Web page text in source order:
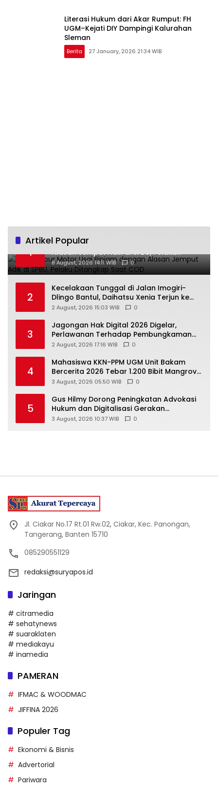
Literasi Hukum dari Akar Rumput: FH
UGM–Kejati DIY Dampingi Kalurahan
Sleman
Berita 27 January, 2026 21:34 WIB
Artikel Popular
1
Bawa Kabur Motor Usai Pinjam dengan
Alasan Jemput Adik di SPBU, Pelaku
Ditangkap Saat COD
8 August, 2026 14:11 WIB 0
2
Kecelakaan Tunggal di Jalan Imogiri-
Dlingo Bantul, Daihatsu Xenia Terjun ke
Jurang
2 August, 2026 15:03 WIB 0
3
Jagongan Hak Digital 2026 Digelar,
Perlawanan Terhadap Pembungkaman
Media Digital
2 August, 2026 17:16 WIB 0
4
Mahasiswa KKN-PPM UGM Unit Bakam
Bercerita 2026 Tebar 1.200 Bibit Mangrove
di Sungai Air Layang
3 August, 2026 05:50 WIB 0
5
Gus Hilmy Dorong Peningkatan Advokasi
Hukum dan Digitalisasi Gerakan
Meningkatkan Kualitas PMII DIY
3 August, 2026 10:37 WIB 0
Jl. Ciakar No.17 Rt.01 Rw.02, Ciakar, Kec. Panongan,
Tangerang, Banten 15710
085290551129
redaksi@suryapos.id
Jaringan
# citramedia
# sehatynews
# suaraklaten
# mediakayu
# inamedia
PAMERAN
IFMAC & WOODMAC
JIFFINA 2026
Populer Tag
Ekonomi & Bisnis
Advertorial
Pariwara